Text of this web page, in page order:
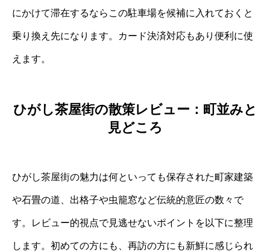
にかけて滞在するならこの駐車場を候補に入れておくと
乗り換え先になります。カード決済対応もあり便利に使
えます。
ひがし茶屋街の散策レビュー：町並みと
見どころ
ひがし茶屋街の魅力は何といっても保存された町家建築
や石畳の道、出格子や虫籠窓など伝統的意匠の数々で
す。レビュー的視点で見逃せないポイントを以下に整理
します。初めての方にも、再訪の方にも新鮮に感じられ